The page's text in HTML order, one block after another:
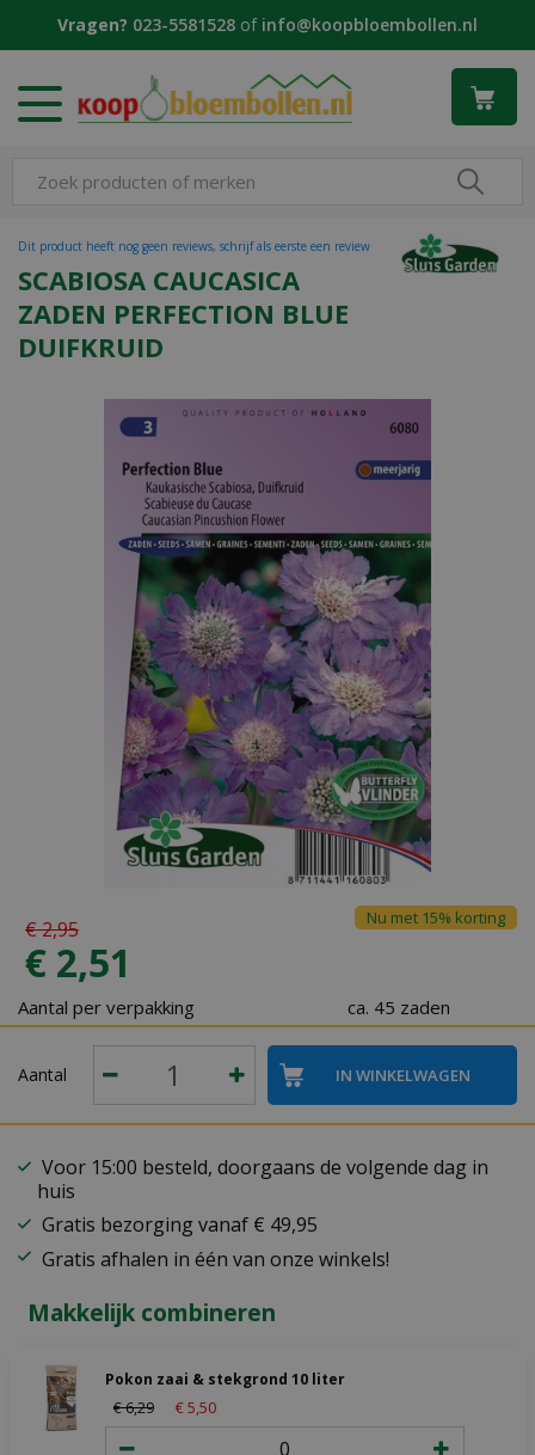
Vragen? 023-5581528 of info@koopbloembollen.nl
SCABIOSA CAUCASICA
ZADEN PERFECTION BLUE
DUIFKRUID
Dit product heeft nog geen reviews, schrijf als eerste een review
€2,95
€ 2,51
Nu met 15% korting
Aantal per verpakking ca. 45 zaden
Aantal
Voor 15:00 besteld, doorgaans de volgende dag in
huis
Gratis bezorging vanaf € 49,95
Gratis afhalen in één van onze winkels!
Makkelijk combineren
Pokon zaai & stekgrond 10 liter
€6,29 €5 50